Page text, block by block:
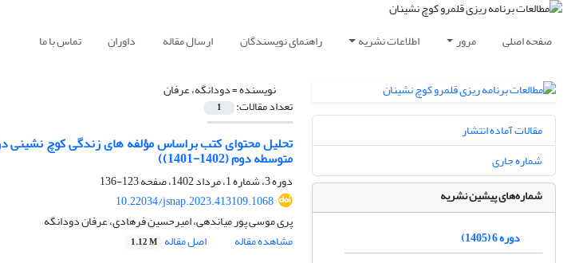
صفحه اصلی مرور اطلاعات نشریه راهنمای نویسندگان ارسال مقاله داوران تماس با ما
نویسنده =دودانگه، عرفان
تعداد مقالات: 1
تحلیل محتوای کتب براساس مؤلفه های زندگی کوچ نشینی در
متوسطه دوم (1402-1401))
دوره 3، شماره 1، مرداد 1402، صفحه
123-136
10.22034/jsnap.2023.413109.1068
پری موسی پور میاندهی، امیرحسین فرهادی، عرفان دودانگه
مشاهده مقاله
اصل مقاله 1.12 M
مقالات آماده انتشار
شماره جاری
شماره‌های پیشین نشریه
دوره 6 (1405)